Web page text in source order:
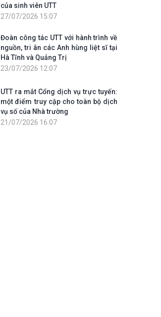
của sinh viên UTT
27/07/2026 15:07
Đoàn công tác UTT với hành trình về
nguồn, tri ân các Anh hùng liệt sĩ tại
Hà Tĩnh và Quảng Trị
23/07/2026 12:07
UTT ra mắt Cổng dịch vụ trực tuyến:
một điểm truy cập cho toàn bộ dịch
vụ số của Nhà trường
21/07/2026 16:07